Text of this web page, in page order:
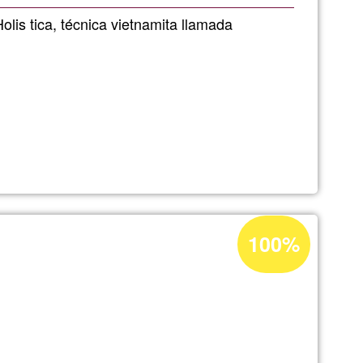
tica, técnica vietnamita llamada
Percentatge
d'acceptació
100%